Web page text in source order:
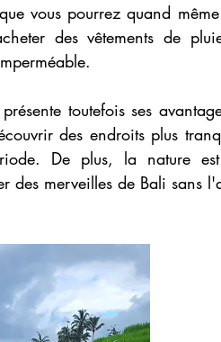
vous pourrez quand
des vêtements de
toutefois ses
des endroits plus
De plus, la nature
des merveilles de Bali sans